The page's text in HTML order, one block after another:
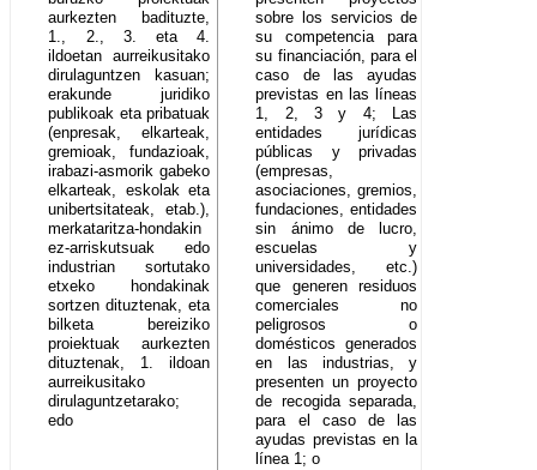
aurkezten badituzte,
1., 2., 3. eta 4.
ildoetan aurreikusitako
dirulaguntzen kasuan;
erakunde juridiko
publikoak eta pribatuak
(enpresak, elkarteak,
gremioak, fundazioak,
irabazi-asmorik gabeko
elkarteak, eskolak eta
unibertsitateak, etab.),
merkataritza-hondakin
ez-arriskutsuak edo
industrian sortutako
etxeko hondakinak
sortzen dituztenak, eta
bilketa bereiziko
proiektuak aurkezten
dituztenak, 1. ildoan
aurreikusitako
dirulaguntzetarako;
edo
sobre los servicios de
su competencia para
su financiación, para el
caso de las ayudas
previstas en las líneas
1, 2, 3 y 4; Las
entidades jurídicas
públicas y privadas
(empresas,
asociaciones, gremios,
fundaciones, entidades
sin ánimo de lucro,
escuelas y
universidades, etc.)
que generen residuos
comerciales no
peligrosos o
domésticos generados
en las industrias, y
presenten un proyecto
de recogida separada,
para el caso de las
ayudas previstas en la
línea 1; o